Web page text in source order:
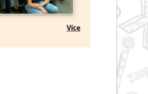
Více